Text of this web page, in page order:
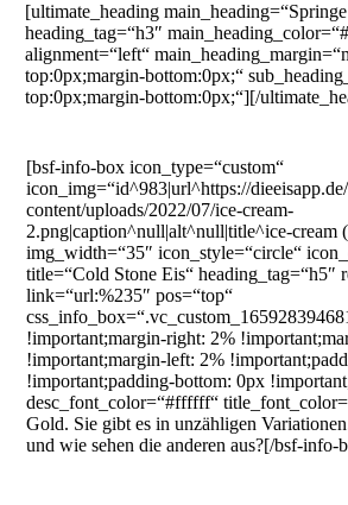
[ultimate_heading
heading_tag=“h3″
alignment=“left“
top:0px;margin-bottom:0px;“
top:0px;margin-bottom:0px;“][/
[bsf-info-box icon_type=“custom“
icon_img=“id^983|url^https://
content/uploads/2022/07/ice-cream-
2.png|caption^null|alt^null|title^ice-cream
img_width=“35″ icon_style=“circle“
title=“Cold Stone Eis“ heading_tag=“h5″
link=“url:%235″ pos=“top“
!important;margin-right: 2%
!important;margin-left: 2%
!important;padding-bottom: 0px
desc_font_color=“#ffffff“
Gold. Sie gibt es in unzähligen
und wie sehen die anderen aus?[/bsf-info-